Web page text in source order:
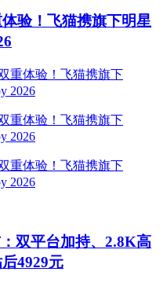
验！飞猫携旗下明星
双平台加持、2.8K高
4929元